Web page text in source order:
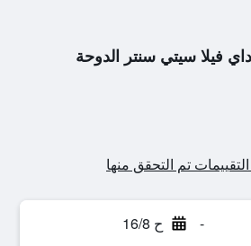
فيلا سيتي سنتر الدوحة
- ح 16/8